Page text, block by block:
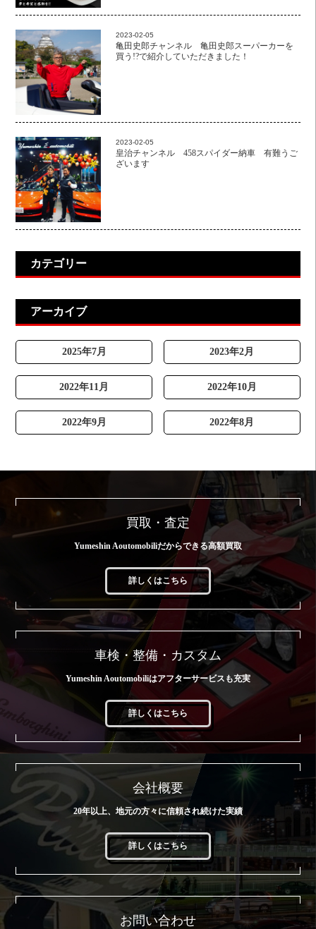
2023-02-05
亀田史郎チャンネル 亀田史郎スーパーカーを
買う!?で紹介していただきました！
2023-02-05
皇治チャンネル 458スパイダー納車 有難うご
ざいます
カテゴリー
アーカイブ
2025年7月 2023年2月
2022年11月 2022年10月
2022年9月 2022年8月
買取・査定
Yumeshin Aoutomobiliだからできる高額買取
詳しくはこちら
車検・整備・カスタム
Yumeshin Aoutomobiliはアフターサービスも充実
詳しくはこちら
会社概要
20年以上、地元の方々に信頼され続けた実績
詳しくはこちら
お問い合わせ